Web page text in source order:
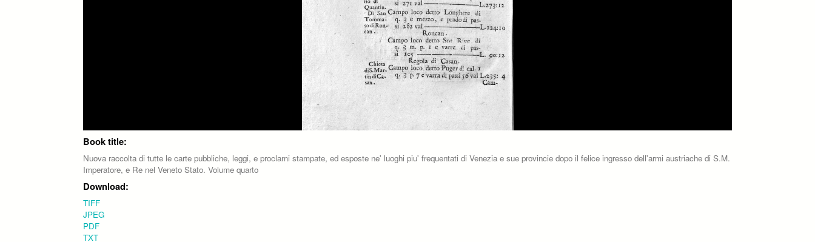
Book title:
Nuova raccolta di tutte le carte pubbliche, leggi, e proclami stampate, ed esposte ne' luoghi piu' frequentati di Venezia e sue provincie dopo il felice ingresso dell'armi austriache di S.M.
Imperatore, e Re nel Veneto Stato. Volume quarto
Download:
TIFF
JPEG
PDF
TXT